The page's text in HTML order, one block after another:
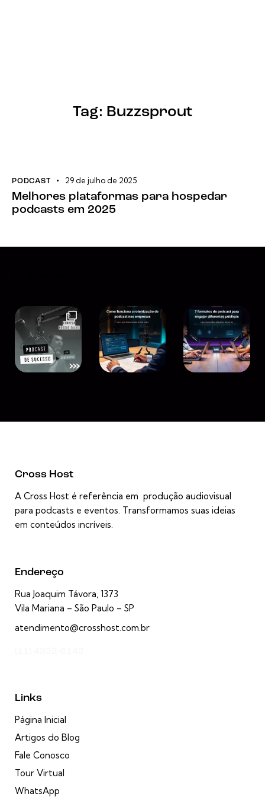
Tag: Buzzsprout
PODCAST 29 de julho de 2025
Melhores plataformas para hospedar
podcasts em 2025
Cross Host
A Cross Host é referência em produção audiovisual
para podcasts e eventos. Transformamos suas ideias
em conteúdos incríveis.
Endereço
Rua Joaquim Távora, 1373
Vila Mariana – São Paulo – SP
atendimento@crosshost.com.br
Links
Página Inicial
Artigos do Blog
Fale Conosco
Tour Virtual
WhatsApp